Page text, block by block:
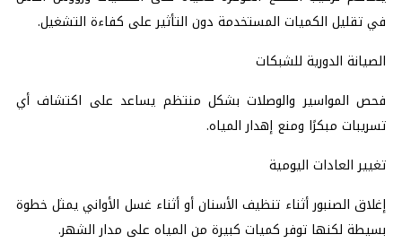
في تقليل الكميات المستخدمة دون التأثير على كفاءة التشغيل.
الصيانة الدورية للشبكات
فحص المواسير والوصلات بشكل منتظم يساعد على اكتشاف أي
تسريبات مبكرًا ومنع إهدار المياه.
تغيير العادات اليومية
إغلاق الصنبور أثناء تنظيف الأسنان أو أثناء غسل الأواني يمثل خطوة
بسيطة لكنها توفر كميات كبيرة من المياه على مدار الشهر.